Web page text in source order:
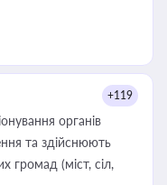
+119
органів
та здійснюють
громад (міст, сіл,